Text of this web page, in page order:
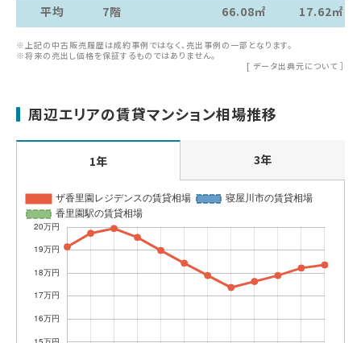
平均
7階 66.08㎡ 17.62㎡
※上記の中古販売履歴は成約事例ではなく、売出事例の一部となります。
※将来の売出し価格を保証するものではありません。
[ データ出典元について ］
周辺エリアの賃貸マンション相場推移
1年 3年